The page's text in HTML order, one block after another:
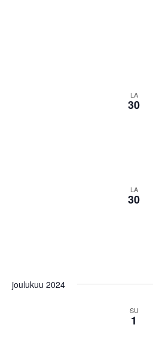
LA
30
LA
30
joulukuu 2024
SU
1